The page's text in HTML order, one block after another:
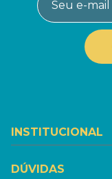
INSTITUCIONAL
DÚVIDAS